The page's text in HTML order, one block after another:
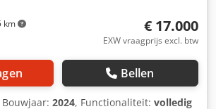
km € 17.000
EXW vraagprijs excl. btw
Bellen
Bouwjaar: 2024, Functionaliteit: volledig